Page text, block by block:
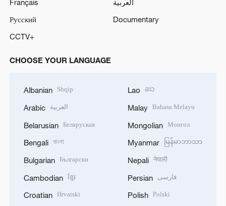
Français
العربية
Русский
Documentary
CCTV+
CHOOSE YOUR LANGUAGE
Albanian Shqip
Arabic العربية
Belarusian Беларуская
Bengali বাংলা
Bulgarian Български
Cambodian ខ្មែរ
Croatian Hrvatski
Lao ລາວ
Malay Bahasa Melayu
Mongolian Монгол
Myanmar မြန်မာဘာသာ
Nepali नेपाली
Persian فارسی
Polish Polski